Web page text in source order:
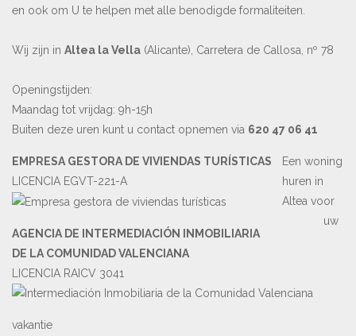
en ook om U te helpen met alle benodigde formaliteiten.
Wij zijn in Altea la Vella (Alicante), Carretera de Callosa, nº 78
Openingstijden:
Maandag tot vrijdag: 9h-15h
Buiten deze uren kunt u contact opnemen via 620 47 06 41
EMPRESA GESTORA DE VIVIENDAS TURÍSTICAS
LICENCIA EGVT-221-A
AGENCIA DE INTERMEDIACIÓN INMOBILIARIA
DE LA COMUNIDAD VALENCIANA
LICENCIA RAICV 3041
Een woning
huren in
Altea voor
uw
vakantie